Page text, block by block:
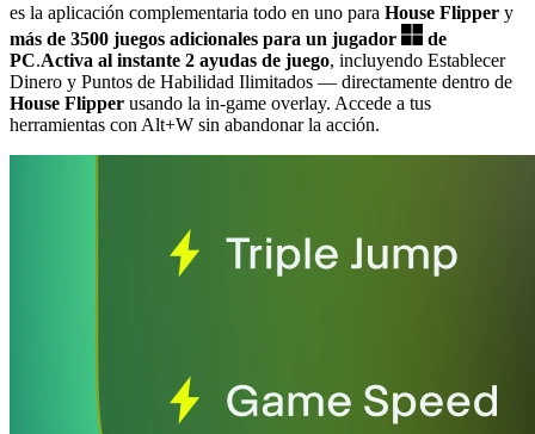
es la aplicación complementaria todo en uno para House Flipper y
más de 3500 juegos adicionales para un jugador
de
PC.Activa al instante 2 ayudas de juego, incluyendo Establecer
Dinero y Puntos de Habilidad Ilimitados — directamente dentro de
House Flipper usando la in-game overlay. Accede a tus
herramientas con Alt+W sin abandonar la acción.